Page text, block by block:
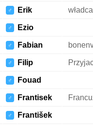
♂ Erik
♂ Ezio
♂ Fabian
♂ Filip
♂ Fouad
♂ Frantisek
♂ František